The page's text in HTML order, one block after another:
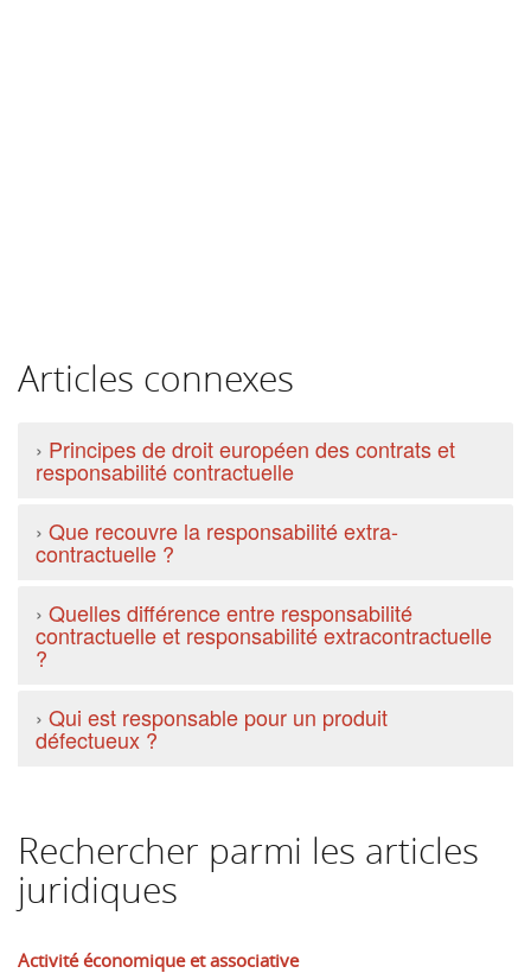
Articles connexes
› Principes de droit européen des contrats et
responsabilité contractuelle
› Que recouvre la responsabilité extra-
contractuelle ?
› Quelles différence entre responsabilité
contractuelle et responsabilité extracontractuelle
?
› Qui est responsable pour un produit
défectueux ?
Rechercher parmi les articles
juridiques
Activité économique et associative